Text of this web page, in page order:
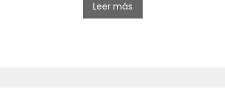
u
Leer más